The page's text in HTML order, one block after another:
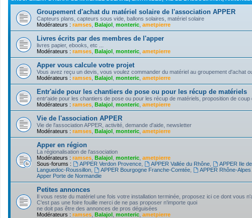
Groupement d'achat du matériel solaire de l'association APPER
Capteurs plans, capteurs sous vide, ballons solaires, matériel solaire
Modérateurs : ramses Balajol monteric ametpierre
Livres écrits par des membres de l'apper
livres papier, ebooks, etc ...
Modérateurs : ramses Balajol monteric ametpierre
Apper vous calcule votre projet
Vous avez reçu un devis, vous voulez commander du matériel au groupement d'achat
Modérateurs : ramses Balajol monteric ametpierre
Entr'aide pour les chantiers de pose ou pour les récup de matériels
entr'aide pour les chantiers de pose ou pour les récup de matériels, proposition de coup
Modérateurs : ramses Balajol monteric ametpierre
Vie de l'association APPER
Vie de l'association APPER, activité, demande d'aide, newsletter
Modérateurs : ramses Balajol monteric ametpierre
Apper en région
La régionalisation de l'association
Modérateurs : ramses Balajol monteric ametpierre
Sous-forums :
APPER Verdon Provence, APPER Vallée du Rhône, APPER Ile
Languedoc-Roussillon
APPER Bourgogne Franche-Comtée, APPER Rhône-
Apper Porte de Normandie
Petites annonces
Il vous reste du matériel une fois votre installation terminée, proposez ici ce dont vous
C'est pas une foire fouille merci de ne pas proposer n'importe quoi
ne doit pas être des annonces de pros déguisées
Modérateurs : ramses Balajol monteric ametpierre